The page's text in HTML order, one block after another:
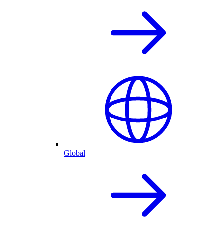
Global